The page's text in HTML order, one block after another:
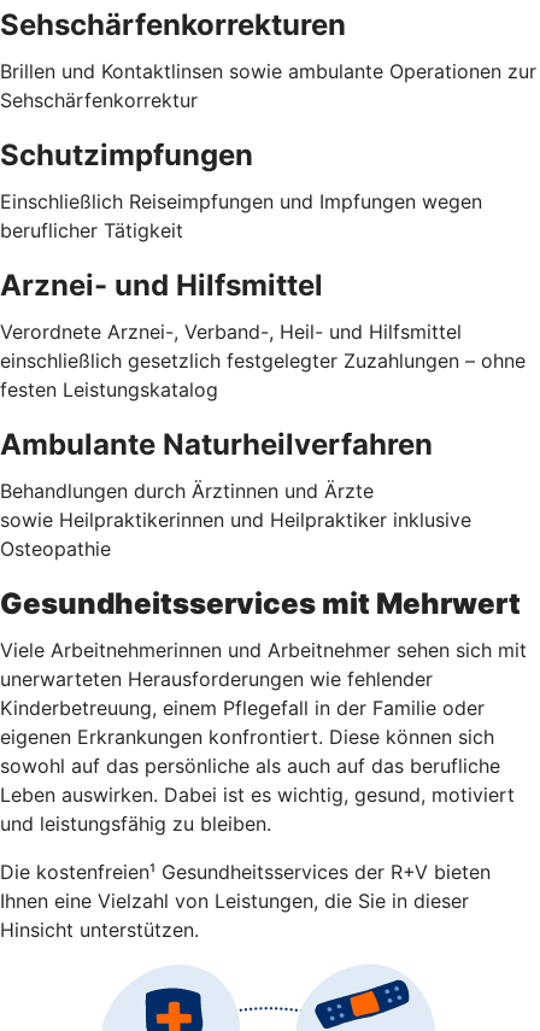
Sehschärfenkorrekturen
Brillen und Kontaktlinsen sowie ambulante Operationen zur
Sehschärfenkorrektur
Schutzimpfungen
Einschließlich Reiseimpfungen und Impfungen wegen
beruflicher Tätigkeit
Arznei- und Hilfsmittel
Verordnete Arznei-, Verband-, Heil- und Hilfsmittel
einschließlich gesetzlich festgelegter Zuzahlungen – ohne
festen Leistungskatalog
Ambulante Naturheilverfahren
Behandlungen durch Ärztinnen und Ärzte
sowie Heilpraktikerinnen und Heilpraktiker inklusive
Osteopathie
Gesundheitsservices mit Mehrwert
Viele Arbeitnehmerinnen und Arbeitnehmer sehen sich mit
unerwarteten Herausforderungen wie fehlender
Kinderbetreuung, einem Pflegefall in der Familie oder
eigenen Erkrankungen konfrontiert. Diese können sich
sowohl auf das persönliche als auch auf das berufliche
Leben auswirken. Dabei ist es wichtig, gesund, motiviert
und leistungsfähig zu bleiben.
Die kostenfreien¹ Gesundheitsservices der R+V bieten
Ihnen eine Vielzahl von Leistungen, die Sie in dieser
Hinsicht unterstützen.